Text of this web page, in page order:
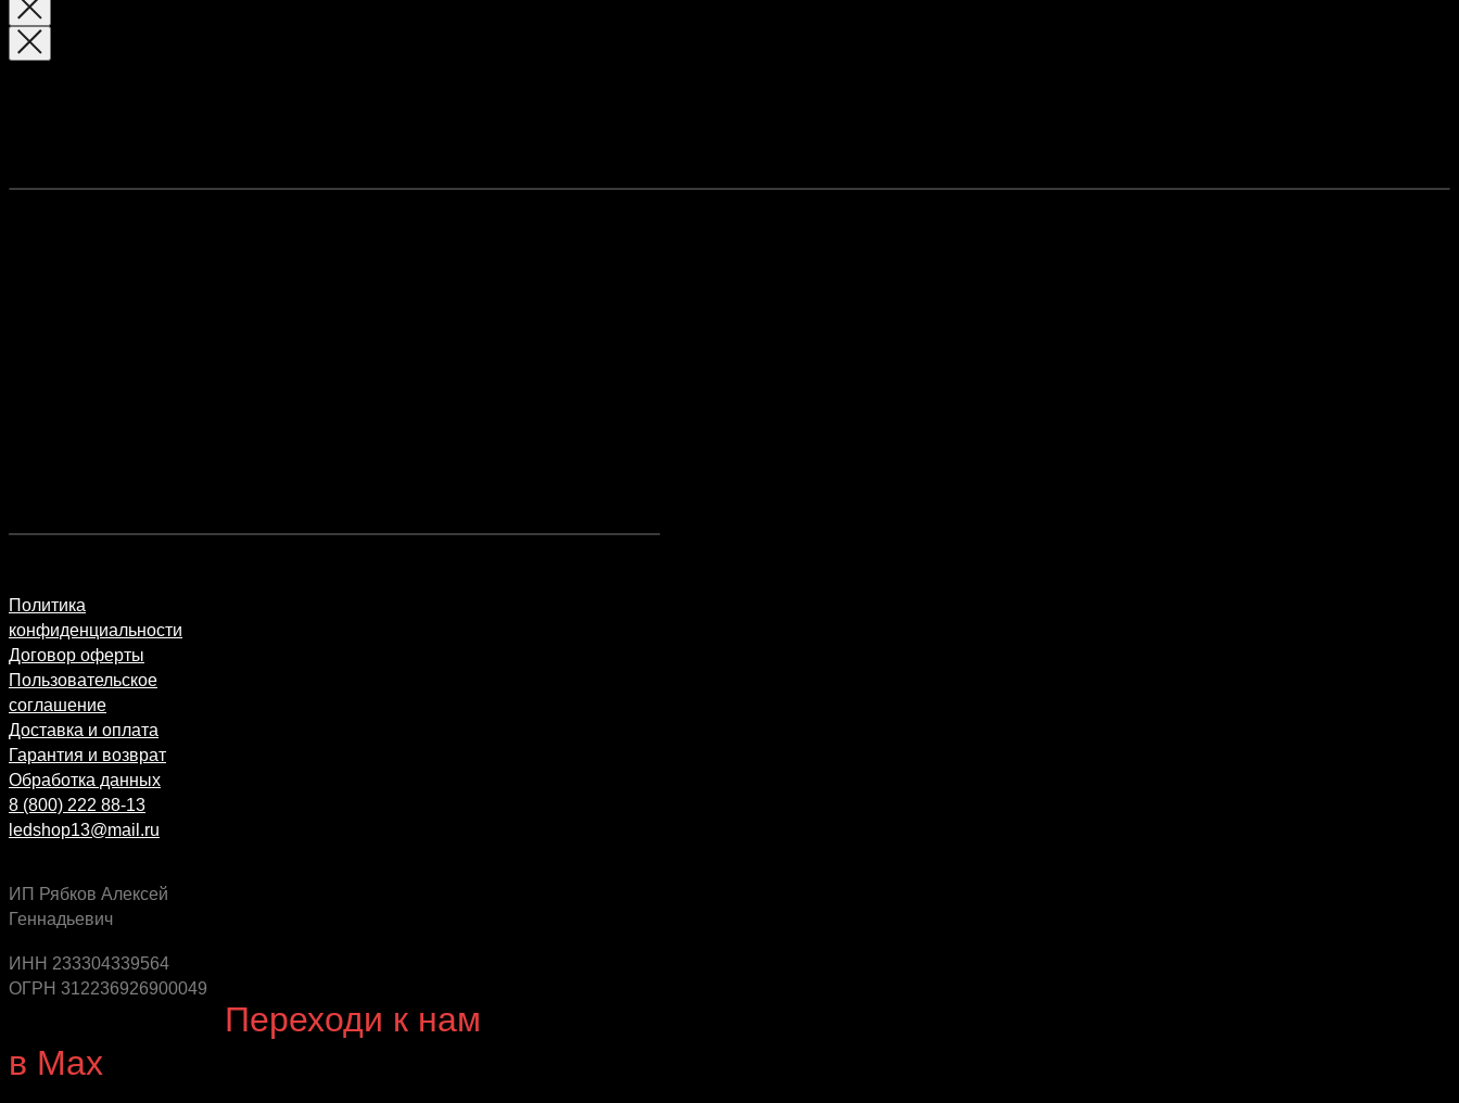
новинок и новых поступлений на склад
Переходи к нам
в Max
Политика
конфиденциальности
Договор оферты
Пользовательское
соглашение
Доставка и оплата
Гарантия и возврат
Обработка данных
8 (800) 222 88-13
ledshop13@mail.ru
ИП Рябков Алексей
Геннадьевич
ИНН 233304339564
ОГРН 312236926900049